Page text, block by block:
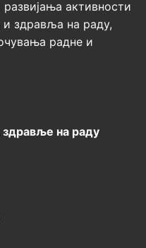
активности
и здравља на раду,
радне и
на раду